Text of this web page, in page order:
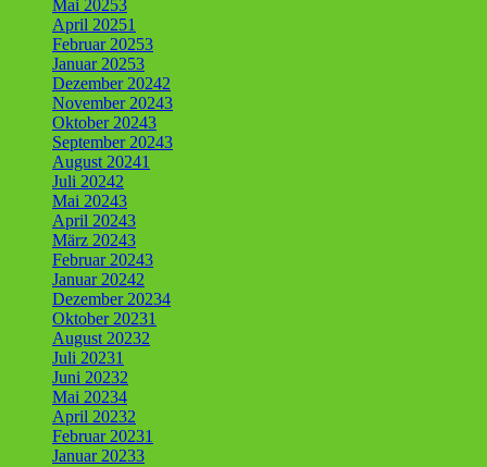
Mai 20253
April 20251
Februar 20253
Januar 20253
Dezember 20242
November 20243
Oktober 20243
September 20243
August 20241
Juli 20242
Mai 20243
April 20243
März 20243
Februar 20243
Januar 20242
Dezember 20234
Oktober 20231
August 20232
Juli 20231
Juni 20232
Mai 20234
April 20232
Februar 20231
Januar 20233